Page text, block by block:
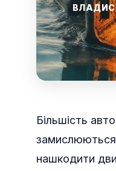
Більшість
нашкодити